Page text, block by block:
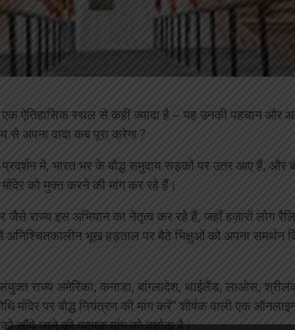
एक ऐतिहासिक स्थल से कहीं ज़्यादा है – यह उनकी पहचान और
से अपना वादा कब पूरा करेगा ?
में, भारत भर के बौद्ध समुदाय सड़कों पर उतर आए हैं, और
को मुक्त करने की मांग कर रहे हैं।
जैसे राज्य इस अभियान का नेतृत्व कर रहे हैं, जहाँ हज़ारों लोग
अनिश्चितकालीन भूख हड़ताल पर बैठे भिक्षुओं को अपना समर्थन
राज्य अमेरिका, कनाडा, बांग्लादेश, थाईलैंड, लाओस,
मंदिर पर बौद्ध नियंत्रण की मांग करें” शीर्षक वाली एक
सौंपे जाने की व्यापक मांग को दर्शाता है।